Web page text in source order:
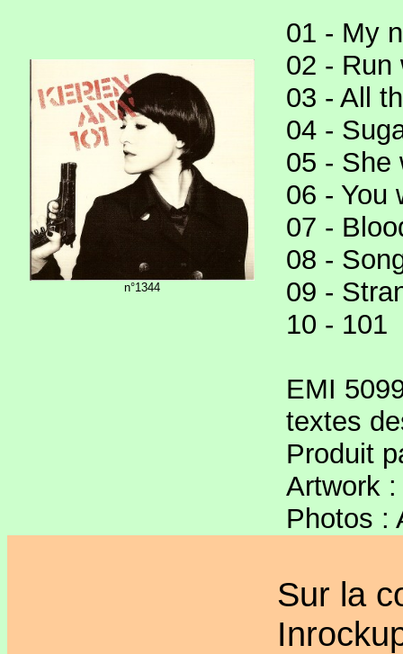
n°1344
01 - My
02 - Run
03 - All
04 -
05 - She
06 - You
07 -
08 -
09 -
10 - 101
EMI
textes
Produit
Artwork :
Photos :
Sur la